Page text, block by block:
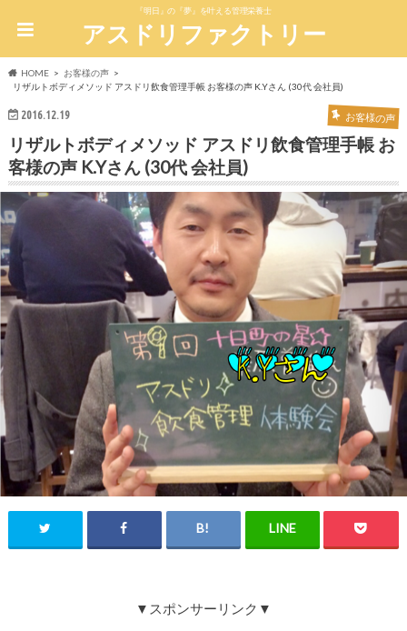
『明日』の『夢』を叶える管理栄養士
アスドリファクトリー
HOME
お客様の声
リザルトボディメソッド アスドリ飲食管理手帳 お客様の声 K.Yさん (30代 会社員)
2016.12.19 お客様の声
リザルトボディメソッド アスドリ飲食管理手帳 お
客様の声 K.Yさん (30代 会社員)
▼スポンサーリンク▼